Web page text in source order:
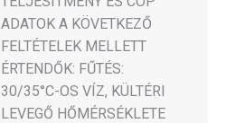
ADATOK A KÖVETKEZŐ
FELTÉTELEK MELLETT
ÉRTENDŐK: FŰTÉS:
30/35°C-OS VÍZ, KÜLTÉRI
LEVEGŐ HŐMÉRSÉKLETE